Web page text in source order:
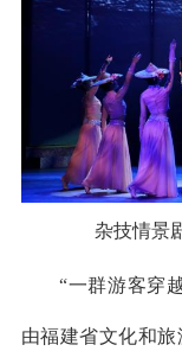
杂技情景
“一群游客穿
由福建省文化和